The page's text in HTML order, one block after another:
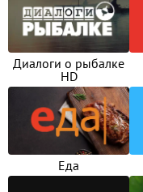
Диалоги о рыбалке
HD
Еда